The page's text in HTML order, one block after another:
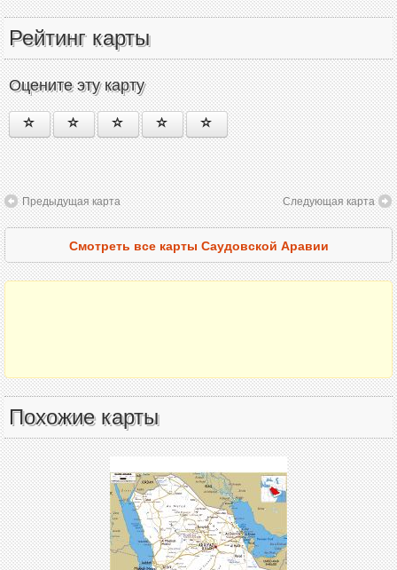
Рейтинг карты
Оцените эту карту
Предыдущая карта Следующая карта
Смотреть все карты Саудовской Аравии
Похожие карты